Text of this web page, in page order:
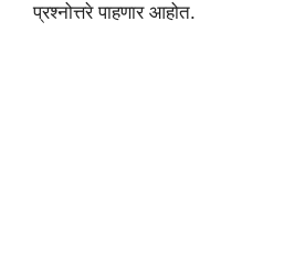
प्रश्नोत्तरे पाहणार आहोत.